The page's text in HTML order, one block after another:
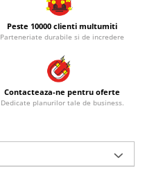
Peste 10000 clienti multumiti
Parteneriate durabile si de incredere
Contacteaza-ne pentru oferte
Dedicate planurilor tale de business.